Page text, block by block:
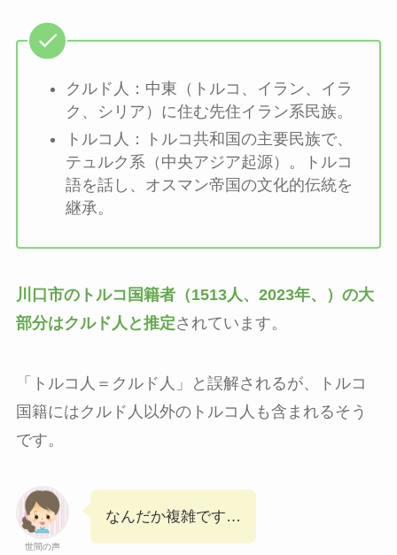
クルド人：中東（トルコ、イラン、イラ
ク、シリア）に住む先住イラン系民族。
トルコ人：トルコ共和国の主要民族で、
テュルク系（中央アジア起源）。トルコ
語を話し、オスマン帝国の文化的伝統を
継承。
川口市のトルコ国籍者（1513人、2023年、）の大
部分はクルド人と推定されています。
「トルコ人＝クルド人」と誤解されるが、トルコ
国籍にはクルド人以外のトルコ人も含まれるそう
です。
世間の声
なんだか複雑です…